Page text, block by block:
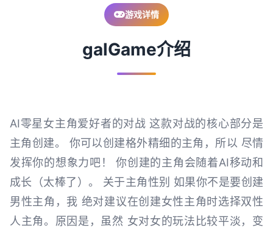
游戏详情
galGame介绍
AI零星女主角爱好者的对战 这款对战的核心部分是
主角创建。 你可以创建格外精细的主角，所以 尽情
发挥你的想象力吧！ 你创建的主角会随着AI移动和
成长（太棒了）。 关于主角性别 如果你不是要创建
男性主角，我 绝对建议在创建女性主角时选择双性
人主角。原因是，虽然 女对女的玩法比较平淡，变